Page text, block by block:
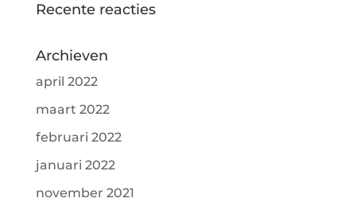
Recente reacties
Archieven
april 2022
maart 2022
februari 2022
januari 2022
november 2021